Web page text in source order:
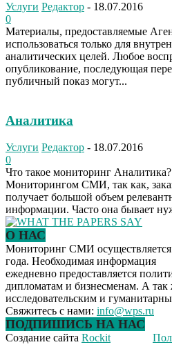
Услуги Редактор - 18.07.2016
0
Материалы, предоставляемые
использоваться только для
аналитических целей. Любое
опубликование, последующая
публичный показ могут...
Аналитика
Услуги Редактор - 18.07.2016
0
Что такое мониторинг
Мониторингом СМИ, так как,
получает большой объем
информации. Часто она бывает
О НАС
Мониторинг СМИ осуществляется
года. Необходимая информация
ежедневно предоставляется
дипломатам и бизнесменам. А
исследовательским и
Свяжитесь с нами: info@wps.ru
ПОДПИШИСЬ НА НАС
Создание сайта Rockit